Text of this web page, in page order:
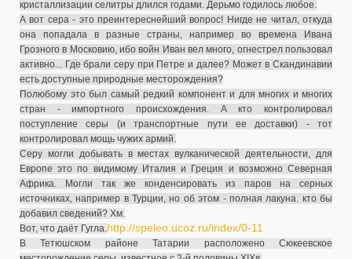
кристаллизации селитры длился годами. Дерьмо годилось любое.
А вот сера - это преинтереснейший вопрос! Нигде не читал, откуда
она попадала в разные страны, например во времена Ивана
Грозного в Московию, ибо войн Иван вел много, огнестрел пользовал
активно... Где брали серу при Петре и далее? Может в Скандинавии
есть доступные природные месторождения?
Полюбому это был самый редкий компонент и для многих и многих
стран - импортного происхождения. А кто контролировал
поступление серы (и транспортные пути ее доставки) - тот
контролировал мощь чужих армий.
Серу могли добывать в местах вулканической деятельности, для
Европе это по видимому Италия и Греция и возможно Северная
Африка. Могли так же конденсировать из паров на серных
источниках, например в Турции, но об этом - полная лакуна. кто бы
добавил сведений? Хм.
Вот, что даёт Гугла.http://speleo.ucoz.ru/index/0-11
В Тетюшском районе Татарии расположено Сюкеевское